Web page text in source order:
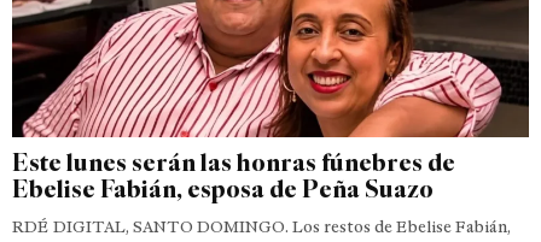
Este lunes serán las honras fúnebres de
Ebelise Fabián, esposa de Peña Suazo
RDÉ DIGITAL, SANTO DOMINGO. Los restos de Ebelise Fabián,